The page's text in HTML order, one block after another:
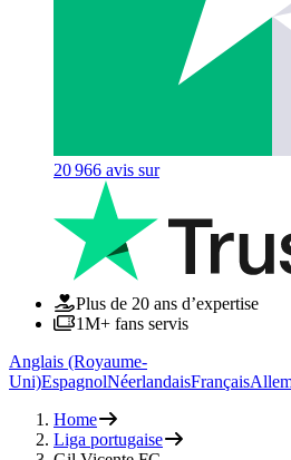
20 966 avis sur
Plus de 20 ans d’expertise
1M+ fans servis
Anglais (Royaume-
Uni)EspagnolNéerlandaisFrançais
Home
Liga portugaise